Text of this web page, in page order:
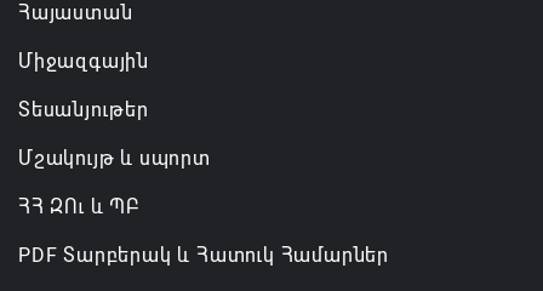
Հայաստան
Միջազգային
Տեսանյութեր
Մշակույթ և սպորտ
ՀՀ ԶՈւ և ՊԲ
PDF Տարբերակ և Հատուկ Համարներ